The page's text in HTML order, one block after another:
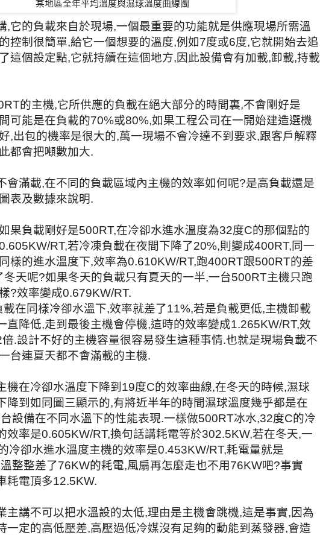
某地區全年平均溫度與濕球溫度曲線圖
,它的負載來自於現場,一個最重要的功能就是供應現場所需溫
控制很簡單,給它一個想要的溫度,例如7度或6度,它就開始去追
這個設定點,它就持續在這個地方,因此設備會有加載,卸載,持載
的主機,它所供應的負載在絕大部分的時間裏,不會剛好是
可能是在負載的70%或80%,如果工程公司在一開始建造選機
,出包的機率是很大的,萬一現場不會冷達不到要求,跟客戶解釋
都會把噸數加大.
會滿載,在不同的負載區域內主機的效率如何呢?是高負載還是
表及數據來說明.
果負載剛好是500RT,在冷卻水進水溫度為32度C的那個點的
RT,若冷凍負載在夜間下降了20%,則變成400RT,同一
樣的進水溫度下,效率為0.610KW/RT,跑400RT跟500RT的差
冬天呢?如果冬天的負載只有夏天的一半,一台500RT主機只跑
?效率變成0.679KW/RT.
在同樣冷卻水溫下,效率就差了11%,若是負載更低,主機卸載
直降低,走到最後主機會停機,這時的效率變成1.265KW/RT,效
.設計不好的主機容量很容易發生這種事情.也就是現場負載不
台連夏天都不會滿載的主機.
機在冷卻水溫度下降到19度C的效率曲線,在冬天的時候,濕球
降到如同圖三顯示的,有將近半年的時間濕球溫度幾乎都是在
設備在不同水溫下的性能表現.一樣做500RT冰水,32度C的冷
效率是0.605KW/RT,換句話講耗電等於302.5KW,若在冬天,一
冷卻水進水溫度主機的效率是0.453KW/RT,耗電量就是
整整差了76KW的耗電,風扇再怎麼走也不用76KW吧?事實
耗電頂多12.5KW.
主講不可以把水溫設的太低,理由是主機會跳機,這是事實,因為
一定的高低壓差,高壓過低冷媒沒有足夠的動能到蒸發器,會造